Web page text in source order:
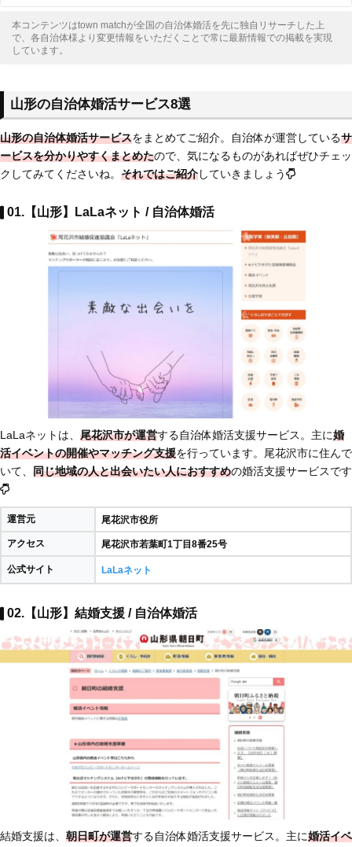
本コンテンツはtown matchが全国の自治体婚活を先に独自リサーチした上
で、各自治体様より変更情報をいただくことで常に最新情報での掲載を実現
しています。
山形の自治体婚活サービス8選
山形の自治体婚活サービスをまとめてご紹介。自治体が運営しているサ
ービスを分かりやすくまとめたので、気になるものがあればぜひチェッ
クしてみてくださいね。 それではご紹介していきましょう
01.【山形】LaLaネット / 自治体婚活
LaLaネットは、 尾花沢市が運営する自治体婚活支援サービス。主に婚
活イベントの開催やマッチング支援を行っています。尾花沢市に住んで
いて、 同じ地域の人と出会いたい人におすすめの婚活支援サービスです
運営元 尾花沢市役所
アクセス 尾花沢市若葉町1丁目8番25号
公式サイト LaLaネット
02.【山形】結婚支援 / 自治体婚活
結婚支援は、 朝日町が運営する自治体婚活支援サービス。主に婚活イベ